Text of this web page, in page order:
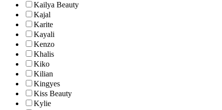
Kailya Beauty
Kajal
Karite
Kayali
Kenzo
Khalis
Kiko
Kilian
Kingyes
Kiss Beauty
Kylie